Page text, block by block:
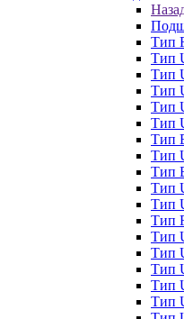
Тип
Тип
Тип
Тип
Тип
Тип
Тип
Тип
Тип
Тип
Тип
Тип
Тип
Тип
Тип
Тип
Тип